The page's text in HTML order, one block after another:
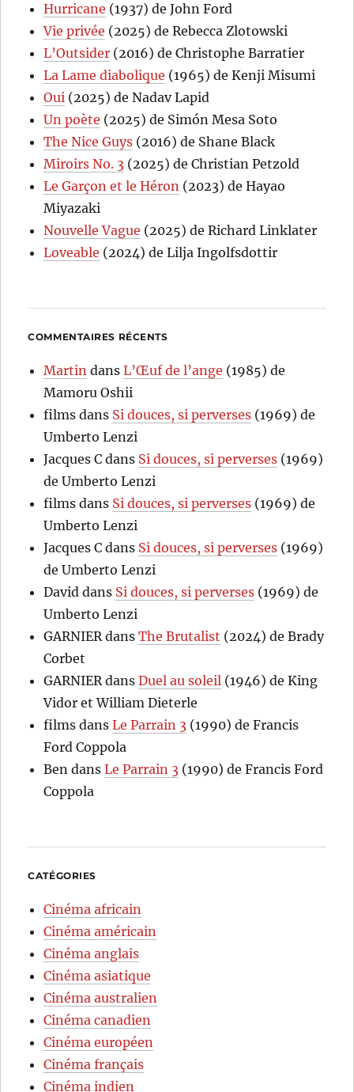
Hurricane (1937) de John Ford
Vie privée (2025) de Rebecca Zlotowski
L’Outsider (2016) de Christophe Barratier
La Lame diabolique (1965) de Kenji Misumi
Oui (2025) de Nadav Lapid
Un poète (2025) de Simón Mesa Soto
The Nice Guys (2016) de Shane Black
Miroirs No. 3 (2025) de Christian Petzold
Le Garçon et le Héron (2023) de Hayao
Miyazaki
Nouvelle Vague (2025) de Richard Linklater
Loveable (2024) de Lilja Ingolfsdottir
COMMENTAIRES RÉCENTS
Martin dansL’Œuf de l’ange (1985) de
Mamoru Oshii
films dans Si douces, si perverses (1969) de
Umberto Lenzi
Jacques C dans Si douces, si perverses (1969)
de Umberto Lenzi
films dans Si douces, si perverses (1969) de
Umberto Lenzi
Jacques C dans Si douces, si perverses (1969)
de Umberto Lenzi
David dans Si douces, si perverses (1969) de
Umberto Lenzi
GARNIERdansThe Brutalist (2024) de Brady
Corbet
GARNIERdansDuel au soleil (1946) de King
Vidor et William Dieterle
films dansLe Parrain 3 (1990) de Francis
Ford Coppola
Ben dansLe Parrain 3 (1990) de Francis Ford
Coppola
CATÉGORIES
Cinéma africain
Cinéma américain
Cinéma anglais
Cinéma asiatique
Cinéma australien
Cinéma canadien
Cinéma européen
Cinéma français
Cinéma indien